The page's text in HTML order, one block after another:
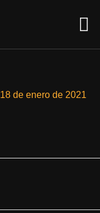
18 de enero de 2021